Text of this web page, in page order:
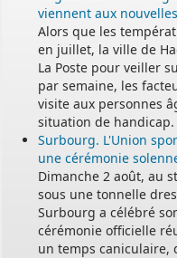
viennent aux
Alors que les
en juillet, la ville de
La Poste pour veiller
par semaine, les
visite aux personnes
situation de handicap.
Surbourg. L'Union
une cérémonie
Dimanche 2 août, au
sous une tonnelle
Surbourg a célébré
cérémonie officielle
un temps caniculaire,